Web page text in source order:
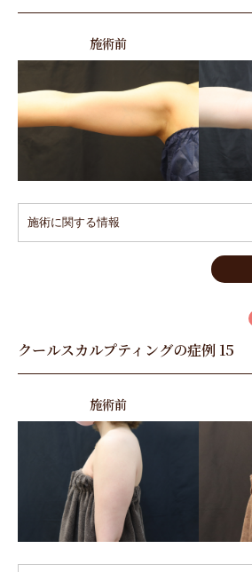
施術前
施術に関する情報
クールスカルプティングの症例 15
施術前